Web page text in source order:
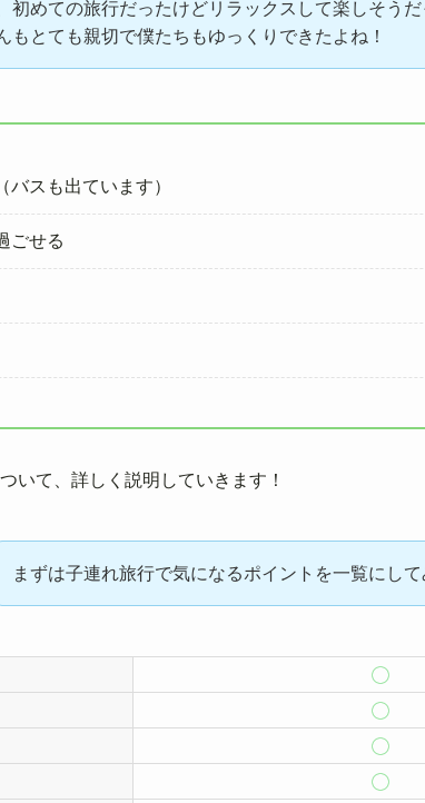
初めての旅行だったけどリラックスして楽しそうだ
もとても親切で僕たちもゆっくりできたよね！
スも出ています）
ごせる
いて、詳しく説明していきます！
まずは子連れ旅行で気になるポイントを一覧にして